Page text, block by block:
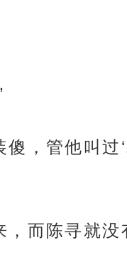
，管他叫过
而陈寻就没